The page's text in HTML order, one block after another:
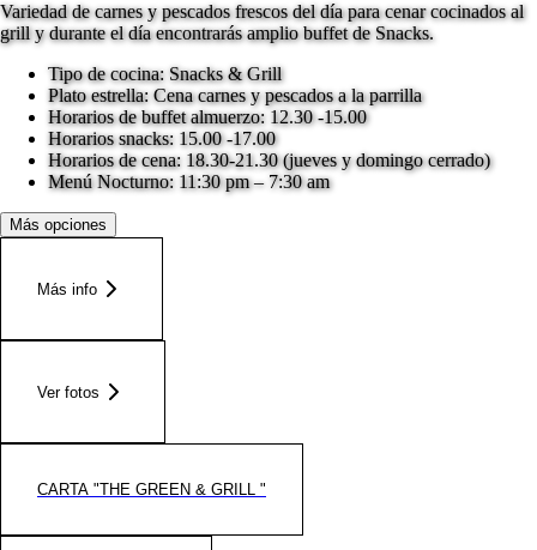
Variedad de carnes y pescados frescos del día para cenar cocinados al
grill y durante el día encontrarás amplio buffet de Snacks.
Tipo de cocina: Snacks & Grill
Plato estrella: Cena carnes y pescados a la parrilla
Horarios de buffet almuerzo: 12.30 -15.00
Horarios snacks: 15.00 -17.00
Horarios de cena: 18.30-21.30 (jueves y domingo cerrado)
Menú Nocturno: 11:30 pm – 7:30 am
Más opciones
Más info
Ver fotos
CARTA "THE GREEN & GRILL "